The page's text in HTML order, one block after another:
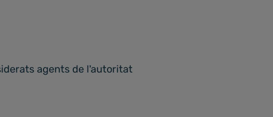
agents de l'autoritat